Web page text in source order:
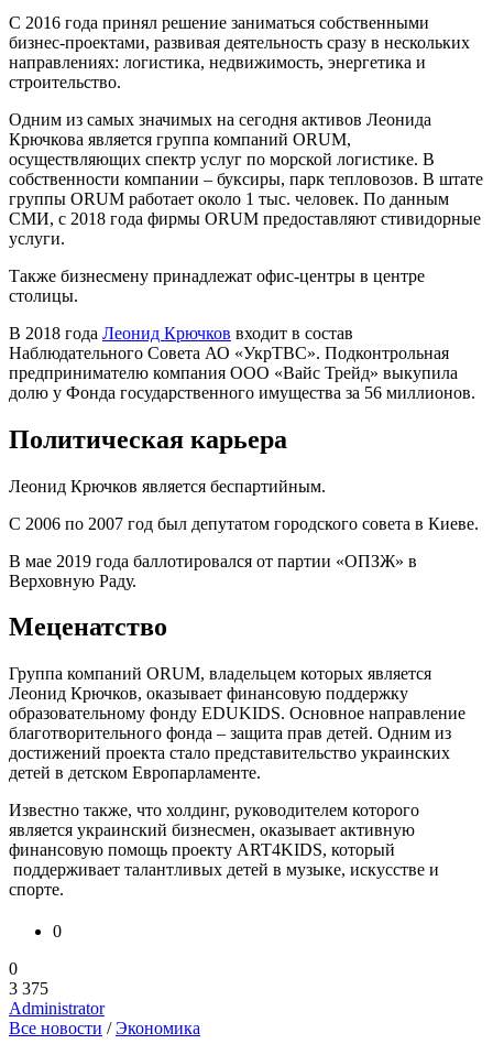
С 2016 года принял решение заниматься собственными
бизнес-проектами, развивая деятельность сразу в нескольких
направлениях: логистика, недвижимость, энергетика и
строительство.
Одним из самых значимых на сегодня активов Леонида
Крючкова является группа компаний ORUM,
осуществляющих спектр услуг по морской логистике. В
собственности компании – буксиры, парк тепловозов. В штате
группы ORUM работает около 1 тыс. человек. По данным
СМИ, с 2018 года фирмы ORUM предоставляют стивидорные
услуги.
Также бизнесмену принадлежат офис-центры в центре
столицы.
В 2018 года Леонид Крючков входит в состав
Наблюдательного Совета АО «УкрТВС». Подконтрольная
предпринимателю компания ООО «Вайс Трейд» выкупила
долю у Фонда государственного имущества за 56 миллионов.
Политическая карьера
Леонид Крючков является беспартийным.
С 2006 по 2007 год был депутатом городского совета в Киеве.
В мае 2019 года баллотировался от партии «ОПЗЖ» в
Верховную Раду.
Меценатство
Группа компаний ORUM, владельцем которых является
Леонид Крючков, оказывает финансовую поддержку
образовательному фонду EDUKIDS. Основное направление
благотворительного фонда – защита прав детей. Одним из
достижений проекта стало представительство украинских
детей в детском Европарламенте.
Известно также, что холдинг, руководителем которого
является украинский бизнесмен, оказывает активную
финансовую помощь проекту ART4KIDS, который
поддерживает талантливых детей в музыке, искусстве и
спорте.
0
0
3 375
Administrator
Все новости /Экономика